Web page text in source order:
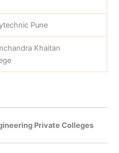
Pune
Khaitan
Private Colleges